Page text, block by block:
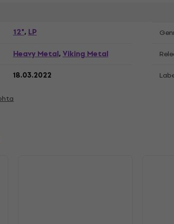
12",LP
Heavy Metal,Viking Metal
18.03.2022